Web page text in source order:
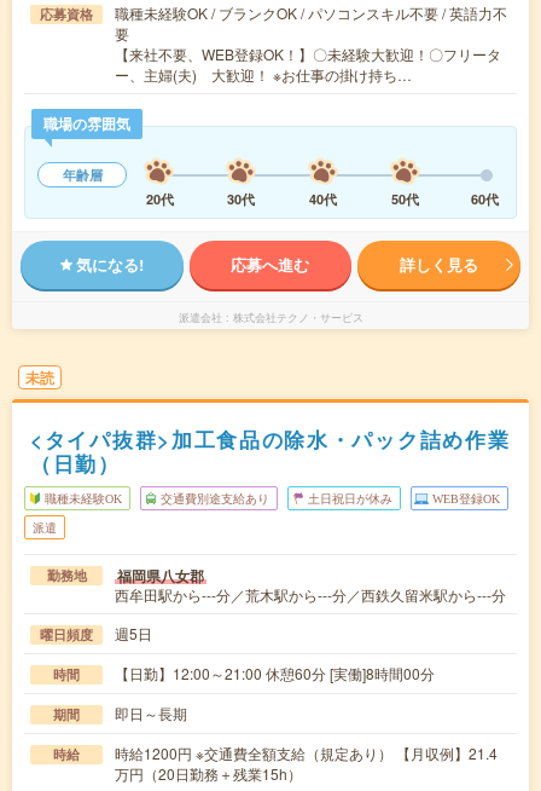
応募資格
職種未経験OK / ブランクOK / パソコンスキル不要 / 英語力不
要
【来社不要、WEB登録OK！】〇未経験大歓迎！〇フリータ
ー、主婦(夫) 大歓迎！ ※お仕事の掛け持ち…
職場の雰囲気
年齢層
20代
30代 40代 50代 60代
気になる! 応募へ進む 詳しく見る
派遣会社 株式会社テクノ・サービス
未読
<タイパ抜群>加工食品の除水・パック詰め作業
（日勤）
職種未経験OK 交通費別途支給あり 土日祝日が休み WEB登録OK
派遣
勤務地 福岡県八女郡
西牟田駅から---分／荒木駅から---分／西鉄久留米駅から---分
曜日頻度 週5日
時間 【日勤】12:00～21:00 休憩60分 [実働]8時間00分
期間 即日～長期
時給
時給1200円 ※交通費全額支給（規定あり） 【月収例】21.4
万円（20日勤務＋残業15h）